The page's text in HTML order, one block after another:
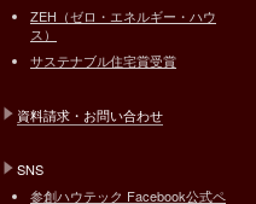
ZEH（ゼロ・エネルギー・ハウ
ス）
サステナブル住宅賞受賞
資料請求・お問い合わせ
SNS
参創ハウテック Facebook公式ペ